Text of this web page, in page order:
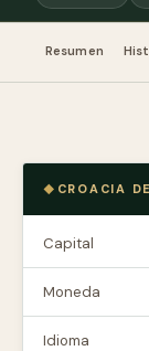
Resumen
CROACIA
Capital
Moneda
Idioma